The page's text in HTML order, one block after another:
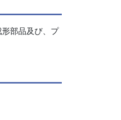
部品及び、プ